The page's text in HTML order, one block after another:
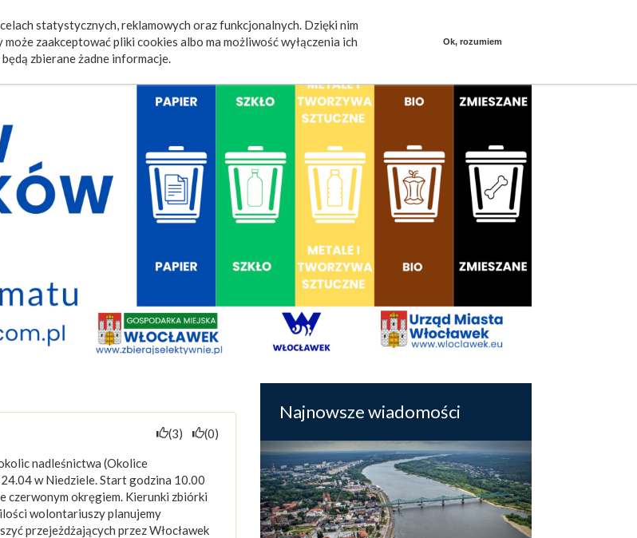
statystycznych, reklamowych oraz funkcjonalnych. Dzięki nim
zaakceptować pliki cookies albo ma możliwość wyłączenia ich
zbierane żadne informacje.
Ok, rozumiem
Ogłoszenia Video Fotorelacje Mieszkańcy mówią
(3) (0)
nadleśnictwa (Okolice
w Niedziele. Start godzina 10.00
czerwonym okręgiem. Kierunki zbiórki
wolontariuszy planujemy
przejeżdżających przez Włocławek
Najnowsze wiadomości